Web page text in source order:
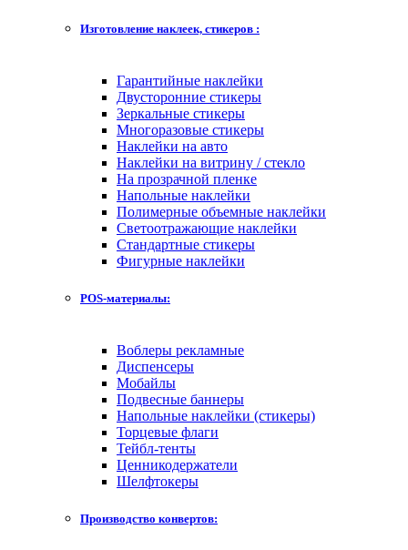
Изготовление наклеек, стикеров :
Гарантийные наклейки
Двусторонние стикеры
Зеркальные стикеры
Многоразовые стикеры
Наклейки на авто
Наклейки на витрину / стекло
На прозрачной пленке
Напольные наклейки
Полимерные объемные наклейки
Светоотражающие наклейки
Стандартные стикеры
Фигурные наклейки
POS-материалы:
Воблеры рекламные
Диспенсеры
Мобайлы
Подвесные баннеры
Напольные наклейки (стикеры)
Торцевые флаги
Тейбл-тенты
Ценникодержатели
Шелфтокеры
Производство конвертов: